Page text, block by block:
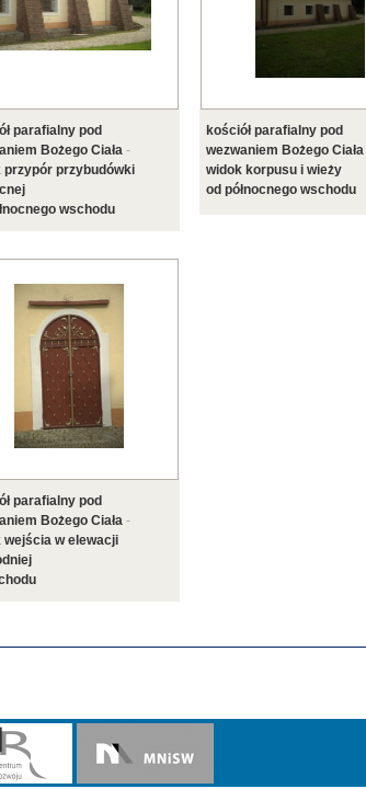
parafialny pod
Bożego Ciała -
przypór przybudówki
wschodu
kościół parafialny pod
wezwaniem Bożego Ciała
widok korpusu i wieży
od północnego wschodu
parafialny pod
Bożego Ciała -
wejścia w elewacji